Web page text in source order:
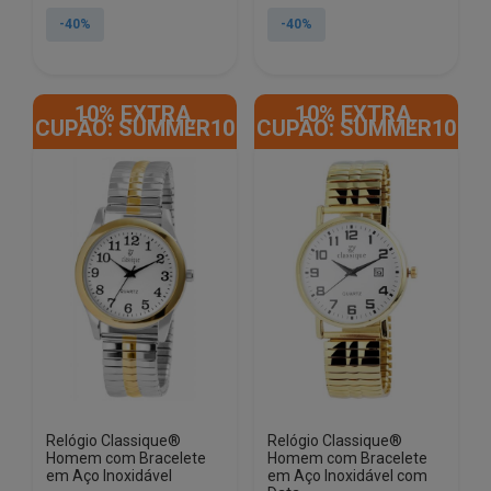
original
atual
-40%
original
atual
-40%
10% EXTRA,
CUPÃO: SUMMER10
Relógio Classique®
Homem com Bracelete
em Aço Inoxidável
10% EXTRA,
CUPÃO: SUMMER10
Relógio Classique®
Homem com Bracelete
em Aço Inoxidável com